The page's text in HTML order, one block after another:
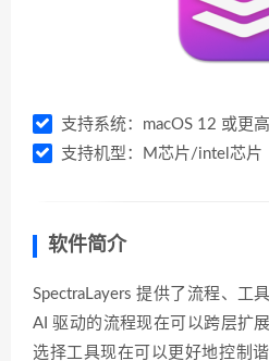
支持系统：macOS 12 或更
支持机型：M芯片/intel芯片
软件简介
SpectraLayers 提供了流程、工
AI 驱动的流程现在可以跨层扩
选择工具现在可以更好地控制